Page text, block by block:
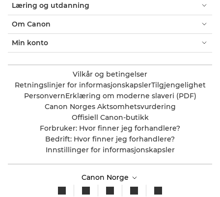
Læring og utdanning
Om Canon
Min konto
Vilkår og betingelser
Retningslinjer for informasjonskapslerTilgjengelighet
PersonvernErklæring om moderne slaveri (PDF)
Canon Norges Aktsomhetsvurdering
Offisiell Canon-butikk
Forbruker: Hvor finner jeg forhandlere?
Bedrift: Hvor finner jeg forhandlere?
Innstillinger for informasjonskapsler
Canon Norge